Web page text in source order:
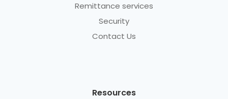
Remittance services
Security
Contact Us
Resources